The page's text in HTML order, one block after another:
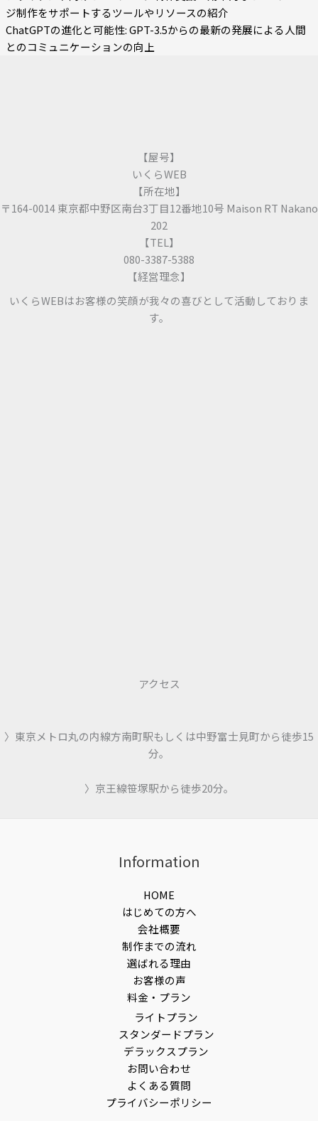
ジ制作をサポートするツールやリソースの紹介
ChatGPTの進化と可能性: GPT-3.5からの最新の発展による人間
とのコミュニケーションの向上
【屋号】
いくらWEB
【所在地】
〒164-0014 東京都中野区南台3丁目12番地10号 Maison RT Nakano
202
【TEL】
080-3387-5388
【経営理念】
いくらWEBはお客様の笑顔が我々の喜びとして活動しておりま
す。
アクセス
〉東京メトロ丸の内線方南町駅もしくは中野富士見町から徒歩15
分。
〉京王線笹塚駅から徒歩20分。
Information
HOME
はじめての方へ
会社概要
制作までの流れ
選ばれる理由
お客様の声
料金・プラン
ライトプラン
スタンダードプラン
デラックスプラン
お問い合わせ
よくある質問
プライバシーポリシー